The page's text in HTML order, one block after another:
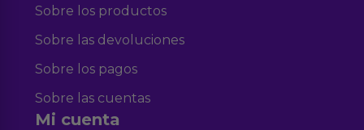
Sobre los productos
Sobre las devoluciones
Sobre los pagos
Sobre las cuentas
Mi cuenta